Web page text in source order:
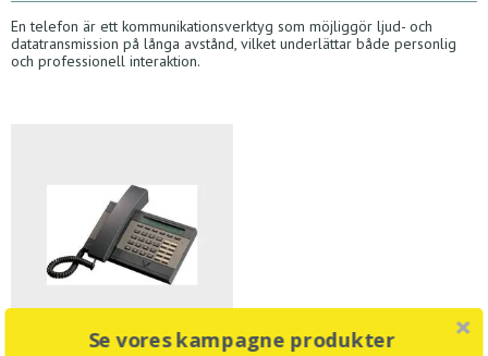
En telefon är ett kommunikationsverktyg som möjliggör ljud- och
datatransmission på långa avstånd, vilket underlättar både personlig
och professionell interaktion.
Se vores kampagne produkter